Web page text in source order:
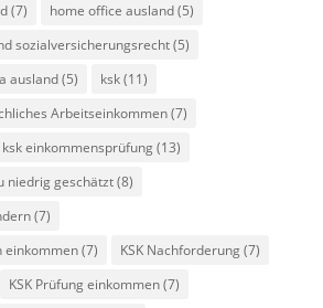
(7) home office ausland(5)
sozialversicherungsrecht(5)
ausland(5) ksk(11)
Arbeitseinkommen(7)
ksk einkommensprüfung(13)
niedrig geschätzt(8)
(7)
einkommen(7) KSK Nachforderung(7)
KSK Prüfung einkommen(7)